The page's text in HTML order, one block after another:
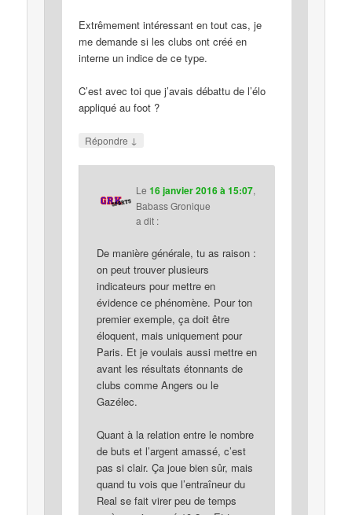
Extrêmement intéressant en tout cas, je
me demande si les clubs ont créé en
interne un indice de ce type.
C’est avec toi que j’avais débattu de l’élo
appliqué au foot ?
Répondre ↓
Le 16 janvier 2016 à 15:07,
Babass Gronique
a dit :
De manière générale, tu as raison :
on peut trouver plusieurs
indicateurs pour mettre en
évidence ce phénomène. Pour ton
premier exemple, ça doit être
éloquent, mais uniquement pour
Paris. Et je voulais aussi mettre en
avant les résultats étonnants de
clubs comme Angers ou le
Gazélec.
Quant à la relation entre le nombre
de buts et l’argent amassé, c’est
pas si clair. Ça joue bien sûr, mais
quand tu vois que l’entraîneur du
Real se fait virer peu de temps